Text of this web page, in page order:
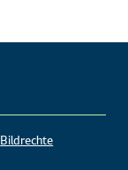
Bildrechte